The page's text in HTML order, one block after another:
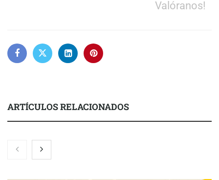
Valóranos!
ARTÍCULOS RELACIONADOS
El nuevo mapa de zonas tensionadas abre nuevos frentes
legales para propietarios e inquilinos en Cataluña